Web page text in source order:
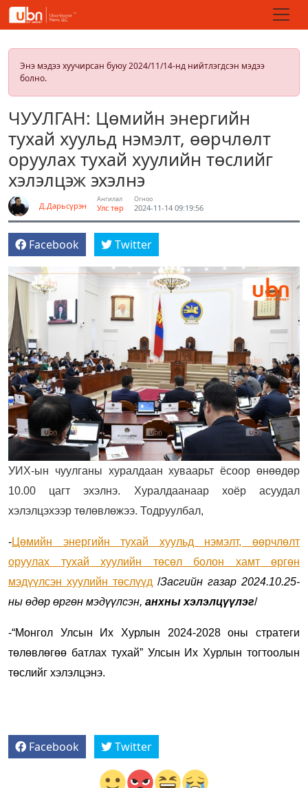
Энэ мэдээ хуучирсан буюу 2024/11/14-нд нийтлэгдсэн мэдээ
болно.
ЧУУЛГАН: Цөмийн энергийн
тухай хуульд нэмэлт, өөрчлөлт
оруулах тухай хуулийн төслийг
хэлэлцэж эхэлнэ
Д.Дарьсүрэн
Ангилал
Улс төр
Огноо
2024-11-14 09:19:56
Facebook Twitter
УИХ-ын чуулганы хуралдаан хуваарьт ёсоор өнөөдөр
10.00 цагт эхэлнэ. Хуралдаанаар хоёр асуудал
хэлэлцэхээр төлөвлөжээ. Тодруулбал,
-Цөмийн энергийн тухай хуульд нэмэлт, өөрчлөлт
оруулах тухай хуулийн төсөл болон хамт өргөн
мэдүүлсэн хуулийн төслүүд /Засгийн газар 2024.10.25-
ны өдөр өргөн мэдүүлсэн, анхны хэлэлцүүлэг/
-“Монгол Улсын Их Хурлын 2024-2028 оны стратеги
төлөвлөгөө батлах тухай” Улсын Их Хурлын тогтоолын
төслийг хэлэлцэнэ.
Facebook Twitter